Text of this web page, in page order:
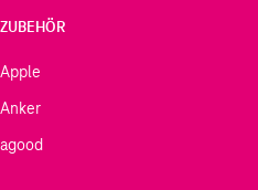
ZUBEHÖR
Apple
Anker
agood